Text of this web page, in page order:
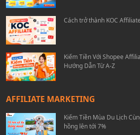
Cách trở thành KOC
Kiếm Tiền Với Shopee
Hướng Dẫn Từ A-Z
AFFILIATE MARKETING
Kiếm Tiền Mùa Du Lịch
hồng lên tới 7%